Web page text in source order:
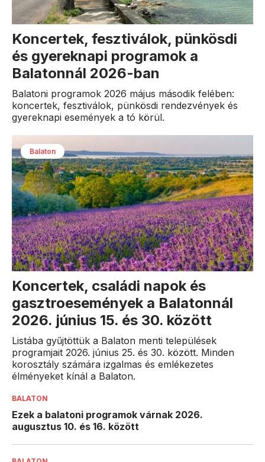
Koncertek, fesztiválok, pünkösdi
és gyereknapi programok a
Balatonnál 2026-ban
Balatoni programok 2026 május második felében:
koncertek, fesztiválok, pünkösdi rendezvények és
gyereknapi események a tó körül.
Balaton
Koncertek, családi napok és
gasztroesemények a Balatonnál
2026. június 15. és 30. között
Listába gyűjtöttük a Balaton menti települések
programjait 2026. június 25. és 30. között. Minden
korosztály számára izgalmas és emlékezetes
élményeket kínál a Balaton.
BALATON
Ezek a balatoni programok várnak 2026.
augusztus 10. és 16. között